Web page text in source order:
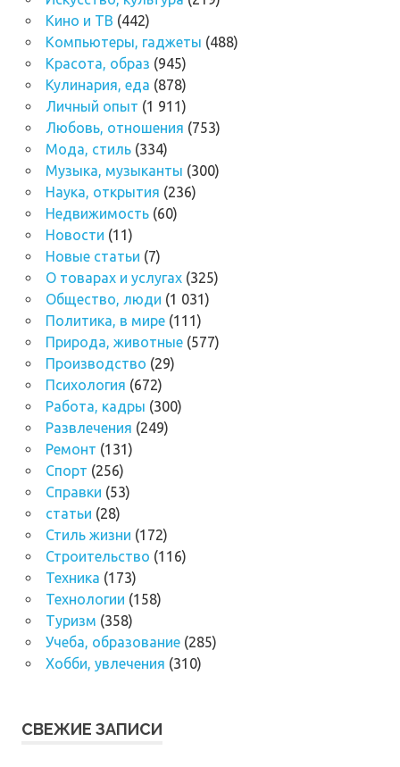
Кино и ТВ (442)
Компьютеры, гаджеты (488)
Красота, образ (945)
Кулинария, еда (878)
Личный опыт (1 911)
Любовь, отношения (753)
Мода, стиль(334)
Музыка, музыканты (300)
Наука, открытия (236)
Недвижимость(60)
Новости (11)
Новые статьи (7)
О товарах и услугах(325)
Общество, люди (1 031)
Политика, в мире(111)
Природа, животные(577)
Производство (29)
Психология (672)
Работа, кадры (300)
Развлечения (249)
Ремонт (131)
Спорт (256)
Справки (53)
статьи (28)
Стиль жизни (172)
Строительство (116)
Техника (173)
Технологии (158)
Туризм (358)
Учеба, образование(285)
Хобби, увлечения (310)
СВЕЖИЕ ЗАПИСИ